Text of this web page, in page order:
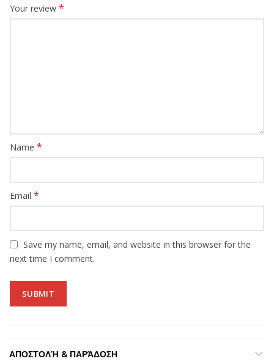
Your review *
Name *
Email *
Save my name, email, and website in this browser for the
next time I comment.
ΑΠΟΣΤΟΛΉ & ΠΑΡΆΔΟΣΗ